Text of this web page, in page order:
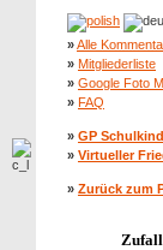
»Alle
» Mitgliederliste
» Google Foto
» FAQ
» GP
» Virtueller
» Zurück zum